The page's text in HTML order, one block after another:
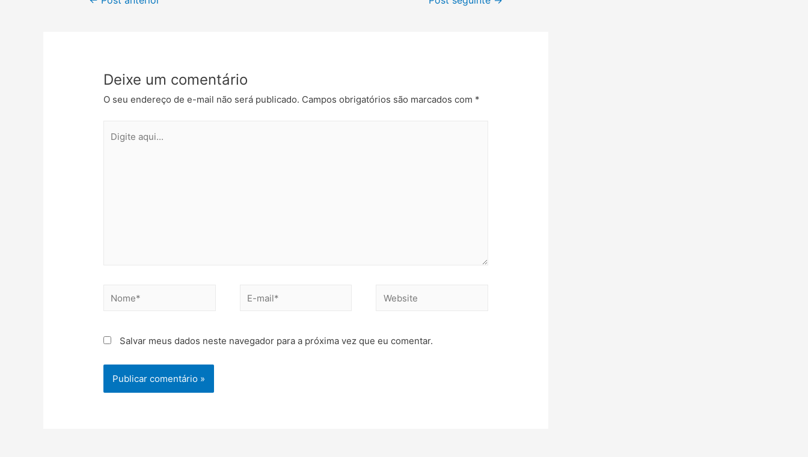
Deixe um comentário
O seu endereço de e-mail não será publicado. Campos obrigatórios são marcados com *
Salvar meus dados neste navegador para a próxima vez que eu comentar.